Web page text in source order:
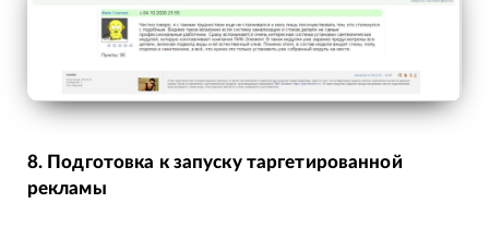
8. Подготовка к запуску таргетированной
рекламы